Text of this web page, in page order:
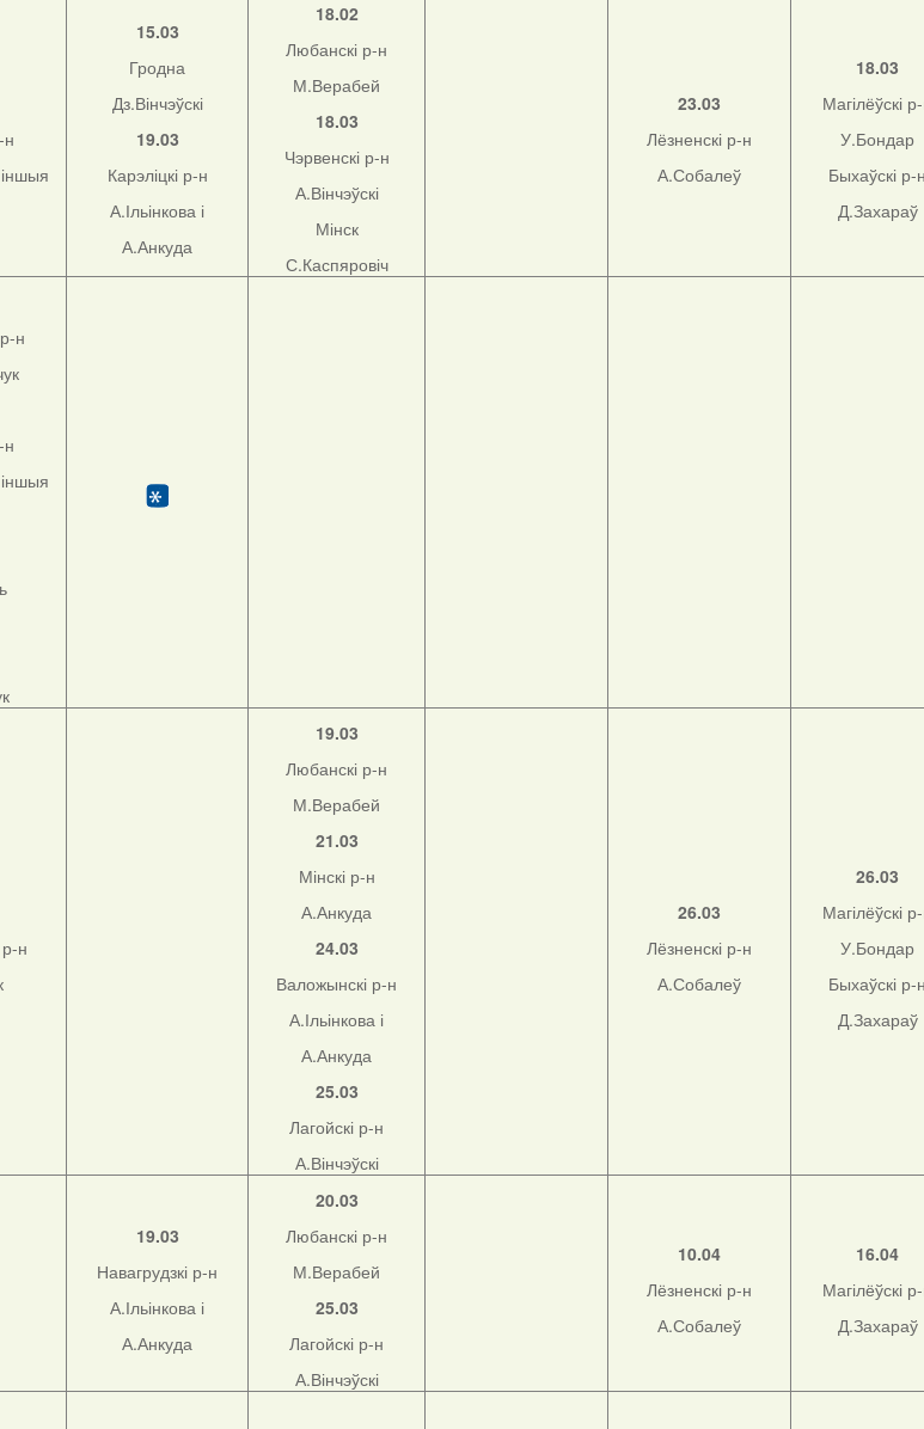
н
15.03
Гродна
Дз.Вінчэўскі
19.03
Карэліцкі р-н
А.Ільінкова і
А.Анкуда
18.02
Любанскі р-н
М.Верабей
18.03
Чэрвенскі р-н
А.Вінчэўскі
Мінск
С.Каспяровіч
23.03
Лёзненскі р-н
А.Собалеў
18.03
Магілёўскі
У.Бондар
Быхаўскі р-
Д.Захараў
н
н
н
19.03
Любанскі р-н
М.Верабей
21.03
Мінскі р-н
А.Анкуда
24.03
Валожынскі р-н
А.Ільінкова і
А.Анкуда
25.03
Лагойскі р-н
А.Вінчэўскі
26.03
Лёзненскі р-н
А.Собалеў
26.03
Магілёўскі
У.Бондар
Быхаўскі р-
Д.Захараў
19.03
Навагрудзкі р-н
А.Ільінкова і
А.Анкуда
20.03
Любанскі р-н
М.Верабей
25.03
Лагойскі р-н
А.Вінчэўскі
10.04
Лёзненскі р-н
А.Собалеў
16.04
Магілёўскі
Д.Захараў